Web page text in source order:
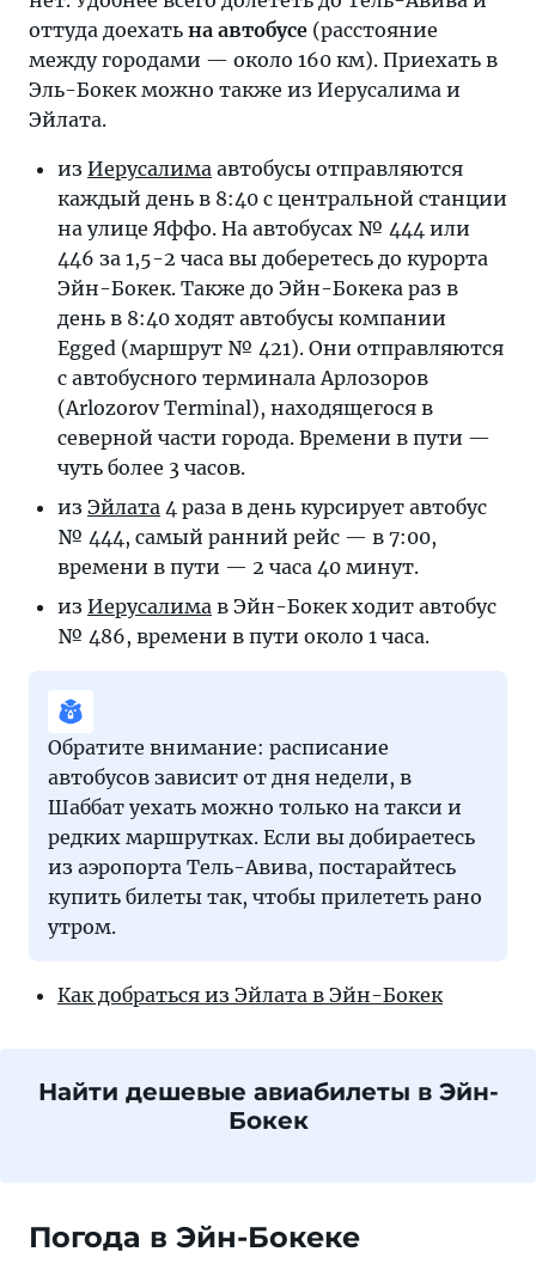
оттуда доехать на автобусе (расстояние
между городами — около 160 км). Приехать в
Эль-Бокек можно также из Иерусалима и
Эйлата.
из Иерусалима автобусы отправляются
каждый день в 8:40 с центральной станции
на улице Яффо. На автобусах № 444 или
446 за 1,5-2 часа вы доберетесь до курорта
Эйн-Бокек. Также до Эйн-Бокека раз в
день в 8:40 ходят автобусы компании
Egged (маршрут № 421). Они отправляются
с автобусного терминала Арлозоров
(Arlozorov Terminal), находящегося в
северной части города. Времени в пути —
чуть более 3 часов.
из Эйлата 4 раза в день курсирует автобус
№ 444, самый ранний рейс — в 7:00,
времени в пути — 2 часа 40 минут.
из Иерусалима в Эйн-Бокек ходит автобус
№ 486, времени в пути около 1 часа.
Обратите внимание: расписание
автобусов зависит от дня недели, в
Шаббат уехать можно только на такси и
редких маршрутках. Если вы добираетесь
из аэропорта Тель-Авива, постарайтесь
купить билеты так, чтобы прилететь рано
утром.
Как добраться из Эйлата в Эйн-Бокек
Найти дешевые авиабилеты в Эйн-
Бокек
Погода в Эйн-Бокеке